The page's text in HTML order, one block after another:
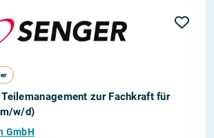
zur Fachkraft für
w/d)
GmbH